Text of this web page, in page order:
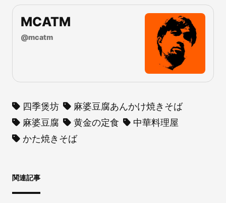
MCATM
@mcatm
四季煲坊
麻婆豆腐あんかけ焼きそば
麻婆豆腐
黄金の定食
中華料理屋
かた焼きそば
関連記事